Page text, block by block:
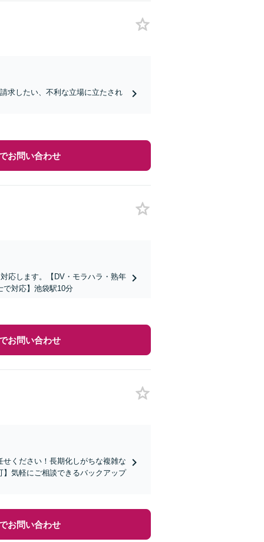
求したい、不利な立場に立たされ
お問い合わせ
応します。【DV・モラハラ・熟年
で対応】池袋駅10分
お問い合わせ
ください！長期化しがちな複雑な
気軽にご相談できるバックアップ
お問い合わせ